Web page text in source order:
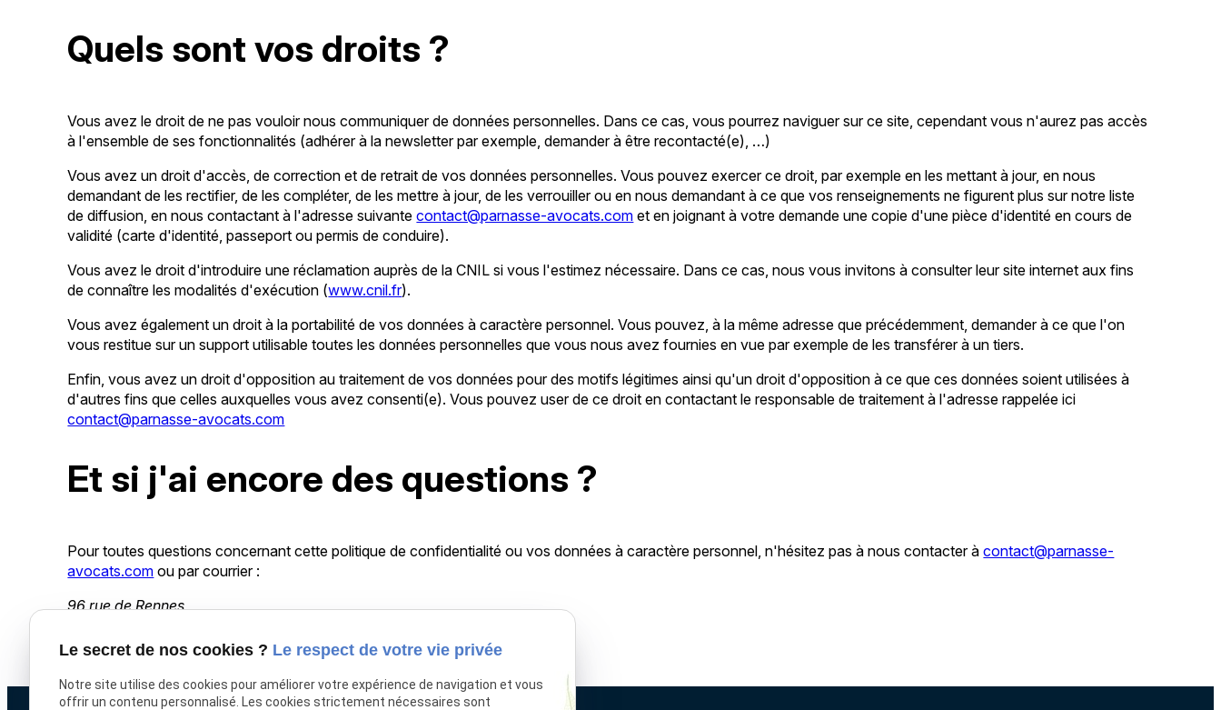
Quels sont vos droits ?
Vous avez le droit de ne pas vouloir nous communiquer de données personnelles. Dans ce cas, vous pourrez naviguer sur ce site, cependant vous n'aurez pas accès
à l'ensemble de ses fonctionnalités (adhérer à la newsletter par exemple, demander à être recontacté(e), …)
Vous avez un droit d'accès, de correction et de retrait de vos données personnelles. Vous pouvez exercer ce droit, par exemple en les mettant à jour, en nous
demandant de les rectifier, de les compléter, de les mettre à jour, de les verrouiller ou en nous demandant à ce que vos renseignements ne figurent plus sur notre liste
de diffusion, en nous contactant à l'adresse suivantecontact@parnasse-avocats.com et en joignant à votre demande une copie d'une pièce d'identité en cours de
validité (carte d'identité, passeport ou permis de conduire).
Vous avez le droit d'introduire une réclamation auprès de la CNIL si vous l'estimez nécessaire. Dans ce cas, nous vous invitons à consulter leur site internet aux fins
de connaître les modalités d'exécution (www.cnil.fr).
Vous avez également un droit à la portabilité de vos données à caractère personnel. Vous pouvez, à la même adresse que précédemment, demander à ce que l'on
vous restitue sur un support utilisable toutes les données personnelles que vous nous avez fournies en vue par exemple de les transférer à un tiers.
Enfin, vous avez un droit d'opposition au traitement de vos données pour des motifs légitimes ainsi qu'un droit d'opposition à ce que ces données soient utilisées à
d'autres fins que celles auxquelles vous avez consenti(e). Vous pouvez user de ce droit en contactant le responsable de traitement à l'adresse rappelée ici
contact@parnasse-avocats.com
Et si j'ai encore des questions ?
Pour toutes questions concernant cette politique de confidentialité ou vos données à caractère personnel, n'hésitez pas à nous contacter àcontact@parnasse-
avocats.com ou par courrier :
96 rue de Rennes
Prendre contactarrow_forward
Le secret de nos cookies ? Le respect de votre vie privée
Notre site utilise des cookies pour améliorer votre expérience de navigation et vous
offrir un contenu personnalisé. Les cookies strictement nécessaires sont